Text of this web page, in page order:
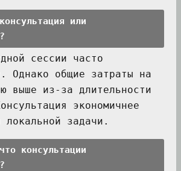
или
сессии часто
Однако общие затраты на
выше из-за длительности
экономичнее
локальной задачи.
консультации